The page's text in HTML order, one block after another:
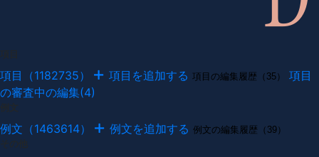
項目（1182735） 項目を追加する 項目の編集履歴（35）
項目
の審査中の編集(4)
例文（1463614） 例文を追加する 例文の編集履歴（39）